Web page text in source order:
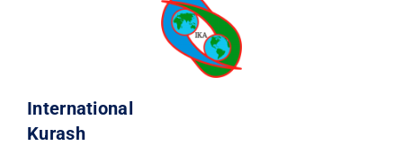
International
Kurash